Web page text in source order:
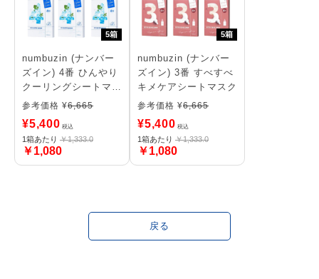
5箱
numbuzin (ナンバー
ズイン) 4番 ひんやり
クーリングシートマス
ク
参考価格 ¥6,665
¥5,400 税込
1箱あたり ￥1,333.0
￥1,080
5箱
numbuzin (ナンバー
ズイン) 3番 すべすべ
キメケアシートマスク
参考価格 ¥6,665
¥5,400 税込
1箱あたり ￥1,333.0
￥1,080
戻る